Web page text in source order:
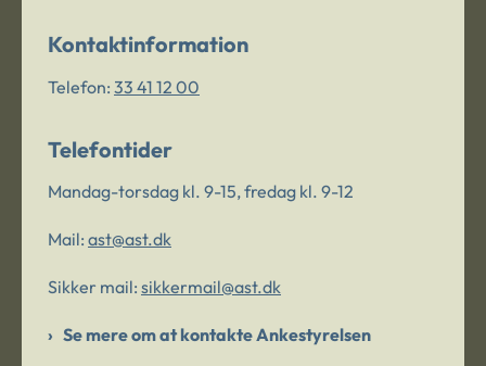
Kontaktinformation
Telefon: 33 41 12 00
Telefontider
Mandag-torsdag kl. 9-15, fredag kl. 9-12
Mail: ast@ast.dk
Sikker mail: sikkermail@ast.dk
Se mere om at kontakte Ankestyrelsen